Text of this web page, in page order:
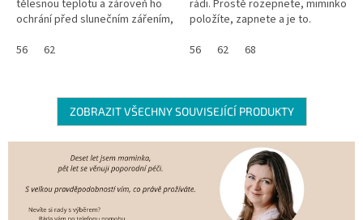
tělesnou teplotu a zároveň ho
ochrání před slunečním zářením,
UPF 50+. Skvělé že? Navíc se...
56 62
rádi. Prostě rozepnete, miminko
položíte, zapnete a je to.
navíc postará o termoregulaci a
56 62 68
ZOBRAZIT VŠECHNY SOUVISEJÍCÍ PRODUKTY